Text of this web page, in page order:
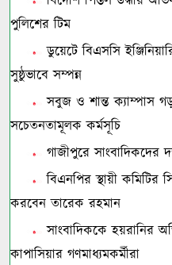
পুলিশের টিম
ডুয়েটে বিএসসি
সুষ্ঠুভাবে সম্পন্ন
সবুজ ও শান্ত ক্যাম্পাস
সচেতনতামূলক কর্মসূচি
গাজীপুরে সাংবাদিকদের
বিএনপির স্থায়ী কমিটির
করবেন তারেক রহমান
সাংবাদিককে হয়রানির
কাপাসিয়ার গণমাধ্যমকর্মীরা